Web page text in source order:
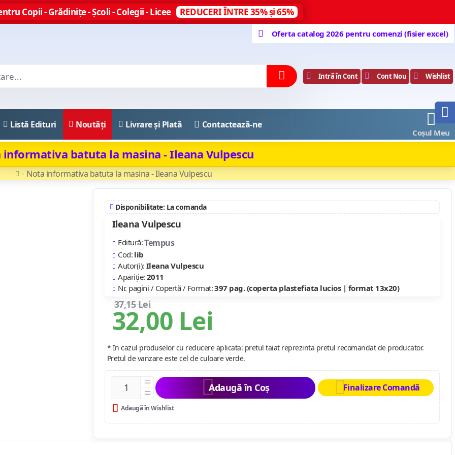
Copii - Grădinițe - Școli - Colegii - Licee REDUCERI ÎNTRE 35% și 65%
Oferta catalog 2026 pentru comenzi (fisier excel)
Intră în Cont Cont Nou Wishlist
Listă Edituri Noutăți Livrare și Plată Contactează-ne
Coșul Meu
Nota informativa batuta la masina - Ileana Vulpescu
informativa batuta la masina - Ileana Vulpescu
Disponibilitate: La comanda
32,00 Lei
37,15 Lei
Ileana Vulpescu
Editură:Tempus
Cod: lib
Autor(i): Ileana Vulpescu
Apariție: 2011
Nr. pagini / Copertă / Format:397 pag. (coperta plastefiata lucios | format 13x20)
Adaugă în Coș Finalizare Comandă
Adaugă în Wishlist
* In cazul produselor cu reducere aplicata: pretul taiat reprezinta pretul recomandat de producator.
Pretul de vanzare este cel de culoare verde.